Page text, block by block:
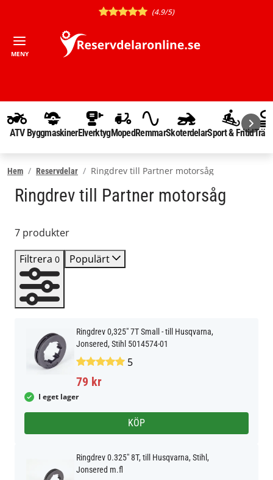
(4.9/5)
MENY
ATV ByggmaskinerElverktygMopedRemmarSkoterdelarSport & Fritid
Hem Reservdelar Ringdrev till Partner motorsåg
Ringdrev till Partner motorsåg
7 produkter
Filtrera 0 Populärt
Ringdrev 0,325" 7T Small - till Husqvarna,
Jonsered, Stihl 5014574-01
5
79 kr
I eget lager
KÖP
Ringdrev 0.325" 8T, till Husqvarna, Stihl,
Jonsered m.fl